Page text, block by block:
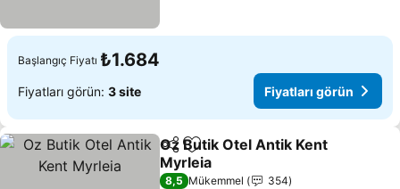
Başlangıç Fiyatı ₺1.684
Fiyatları görün: 3 site Fiyatları görün
PaylaşFavorilerime ekle
Oz Butik Otel Antik Kent
Myrleia
8,5 Mükemmel
354